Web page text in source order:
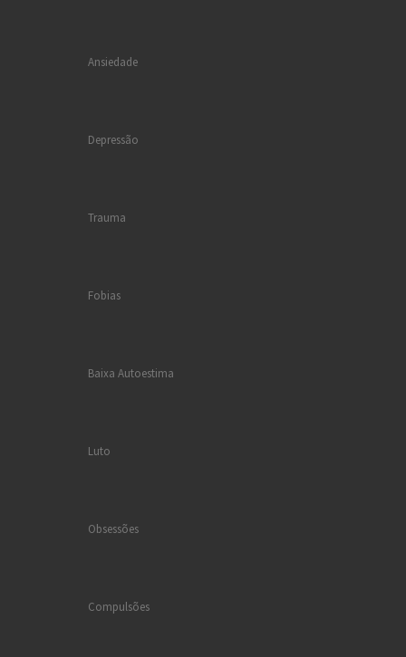
Ansiedade
Depressão
Trauma
Fobias
Baixa Autoestima
Luto
Obsessões
Compulsões